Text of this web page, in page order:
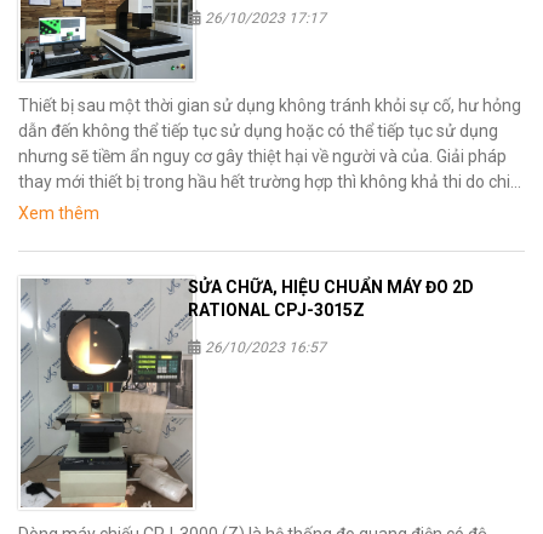
26/10/2023 17:17
Thiết bị sau một thời gian sử dụng không tránh khỏi sự cố, hư hỏng
dẫn đến không thể tiếp tục sử dụng hoặc có thể tiếp tục sử dụng
nhưng sẽ tiềm ẩn nguy cơ gây thiệt hại về người và của. Giải pháp
thay mới thiết bị trong hầu hết trường hợp thì không khả thi do chi
phí cho việc mua mới thiết bị là rất cao, vì vậy phương án hữu hiệu
Xem thêm
SỬA CHỮA, HIỆU CHUẨN MÁY ĐO 2D
RATIONAL CPJ-3015Z
26/10/2023 16:57